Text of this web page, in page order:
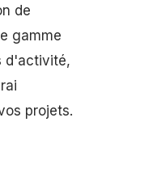
de
gamme
d'activité,
projets.